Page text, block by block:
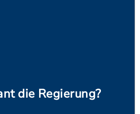
die Regierung?